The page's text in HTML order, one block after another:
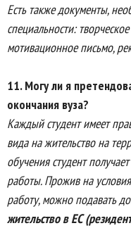
Есть также документы,
специальности:
мотивационное письмо,
11.Могу ли я
окончания вуза?
Каждый студент имеет
вида на жительство на
обучения студент
работы. Прожив на
работу, можно подавать
жительство в ЕС